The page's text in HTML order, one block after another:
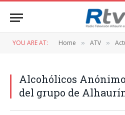
YOU ARE AT: Home » ATV »
Alcohólicos
del grupo de